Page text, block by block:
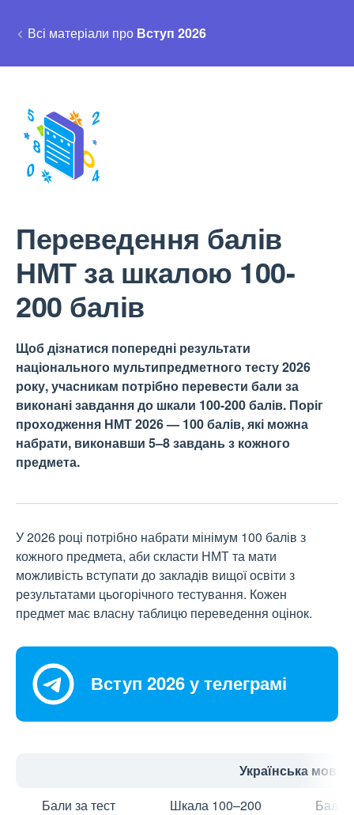
Всі матеріали про Вступ 2026
Переведення балів
НМТ за шкалою 100-
200 балів
Щоб дізнатися попередні результати
національного мультипредметного тесту 2026
року, учасникам потрібно перевести бали за
виконані завдання до шкали 100-200 балів. Поріг
проходження НМТ 2026 — 100 балів, які можна
набрати, виконавши 5–8 завдань з кожного
предмета.
У 2026 році потрібно набрати мінімум 100 балів з
кожного предмета, аби скласти НМТ та мати
можливість вступати до закладів вищої освіти з
результатами цьогорічного тестування. Кожен
предмет має власну таблицю переведення оцінок.
Вступ 2026 у телеграмі
Українська мова
Бали за тест
Шкала 100–200
Бали